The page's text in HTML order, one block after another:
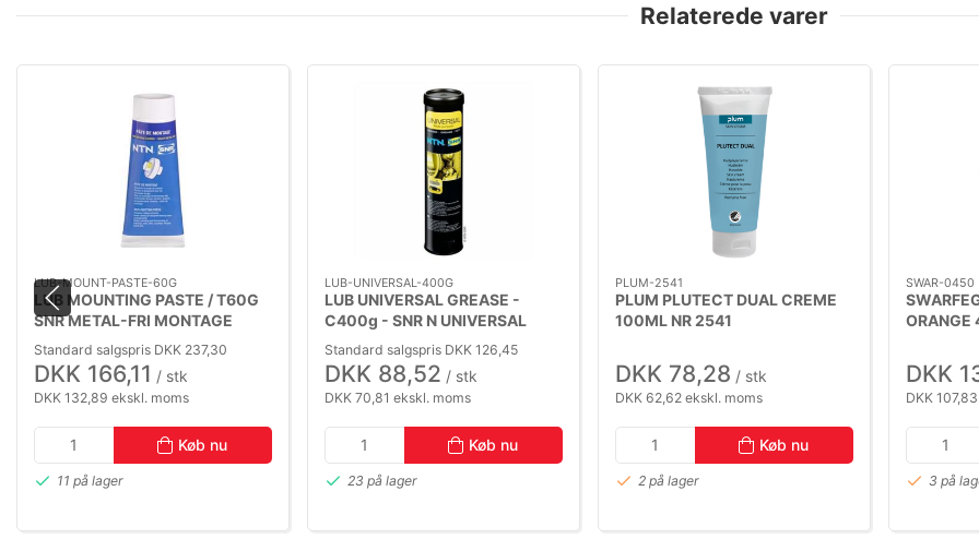
Relaterede varer
LUB-MOUNT-PASTE-60G
LUB MOUNTING PASTE / T60G
SNR METAL-FRI MONTAGE
PASTA (-30 TO +145°C)
Standard salgspris DKK 237,30
DKK 166,11 / stk
DKK 132,89 ekskl. moms
Køb nu
11 på lager
LUB-UNIVERSAL-400G
LUB UNIVERSAL GREASE -
C400g - SNR N UNIVERSAL
FEDT (-20 TO +120°C)
Standard salgspris DKK 126,45
DKK 88,52 / stk
DKK 70,81 ekskl. moms
Køb nu
23 på lager
PLUM-2541
PLUM PLUTECT DUAL CREME
100ML NR 2541
DKK 78,28 / stk
DKK 62,62 ekskl. moms
Køb nu
2 på lager
SWAR-0450
ORANGE
DKK
DKK
3 på